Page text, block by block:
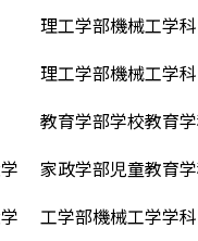
工学部機械工学科
工学部機械工学科
育学部学校教育学
家政学部児童教育
工学部機械工学学科